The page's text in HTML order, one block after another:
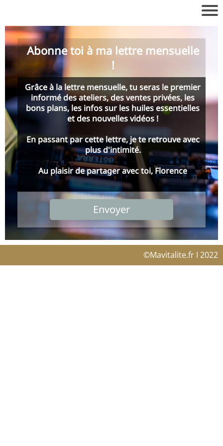
Abonne toi à ma lettre mensuelle
!
Grâce à la lettre mensuelle, tu seras le premier
informé des ateliers, des ventes privées, les
bons plans, les infos sur les huiles essentielles
et des nouvelles vidéos !
En passant par cette lettre, je te retrouve avec
plus d'intimité.
Au plaisir de partager avec toi, Florence
Envoyer
©Mavitalite.frI 2022